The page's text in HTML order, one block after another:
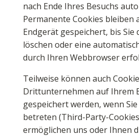
nach Ende Ihres Besuchs
Permanente Cookies bleiben
Endgerät gespeichert, bis Sie
löschen oder eine
durch Ihren Webbrowser
Teilweise können auch
Drittunternehmen auf Ihrem
gespeichert werden, wenn
betreten (Third-Party-
ermöglichen uns oder Ihnen